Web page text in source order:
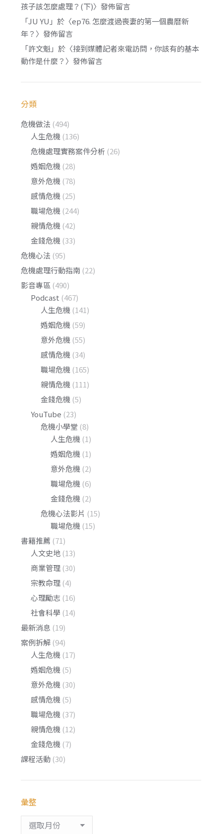
孩子該怎麼處理？(下)〉發佈留言
「JU YU 」於〈ep76. 怎麼渡過喪妻的第一個農曆新
年？ 〉發佈留言
「許文魁」於〈接到媒體記者來電訪問，你該有的基本
動作是什麼？ 〉發佈留言
分類
危機做法 (494)
人生危機 (136)
危機處理實務案件分析 (26)
婚姻危機 (28)
意外危機 (78)
感情危機 (25)
職場危機 (244)
親情危機 (42)
金錢危機 (33)
危機心法 (95)
危機處理行動指南 (22)
影音專區 (490)
Podcast (467)
人生危機 (141)
婚姻危機 (59)
意外危機 (55)
感情危機 (34)
職場危機 (165)
親情危機 (111)
金錢危機 (5)
YouTube (23)
危機小學堂 (8)
人生危機 (1)
婚姻危機 (1)
意外危機 (2)
職場危機 (6)
金錢危機 (2)
危機心法影片 (15)
職場危機 (15)
書籍推薦 (71)
人文史地 (13)
商業管理 (30)
宗教命理 (4)
心理勵志 (16)
社會科學 (14)
最新消息 (19)
案例拆解 (94)
人生危機 (17)
婚姻危機 (5)
意外危機 (30)
感情危機 (5)
職場危機 (37)
親情危機 (12)
金錢危機 (7)
課程活動 (30)
彙整